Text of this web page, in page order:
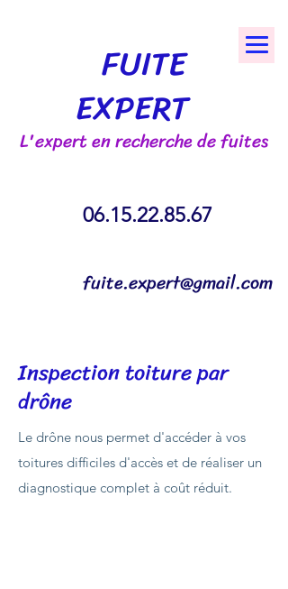
FUITE
EXPERT
L'expert en recherche de fuites
06.15.22.85.67
fuite.expert@gmail.com
Inspection toiture par
drône
Le drône nous permet d'accéder à vos
toitures difficiles d'accès et de réaliser un
diagnostique complet à coût réduit.